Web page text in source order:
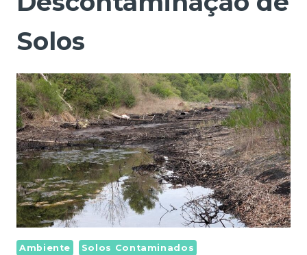
Solos
Ambiente Solos Contaminados